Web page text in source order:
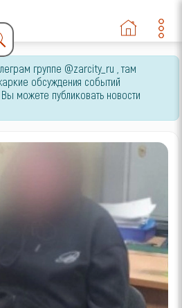
группе @zarcity_ru , там
обсуждения событий
можете публиковать новости